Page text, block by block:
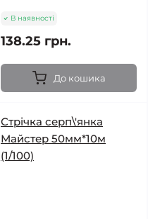
В наявності
138.25 грн.
До кошика
Стрічка серп\'янка
Майстер 50мм*10м
(1/100)